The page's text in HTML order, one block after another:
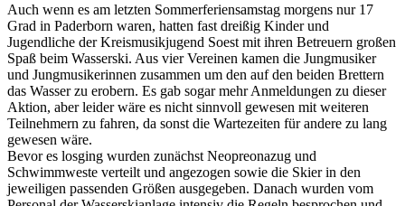
Auch wenn es am letzten Sommerferiensamstag morgens nur 17
Grad in Paderborn waren, hatten fast dreißig Kinder und
Jugendliche der Kreismusikjugend Soest mit ihren Betreuern großen
Spaß beim Wasserski. Aus vier Vereinen kamen die Jungmusiker
und Jungmusikerinnen zusammen um den auf den beiden Brettern
das Wasser zu erobern. Es gab sogar mehr Anmeldungen zu dieser
Aktion, aber leider wäre es nicht sinnvoll gewesen mit weiteren
Teilnehmern zu fahren, da sonst die Wartezeiten für andere zu lang
gewesen wäre.
Bevor es losging wurden zunächst Neopreonazug und
Schwimmweste verteilt und angezogen sowie die Skier in den
jeweiligen passenden Größen ausgegeben. Danach wurden vom